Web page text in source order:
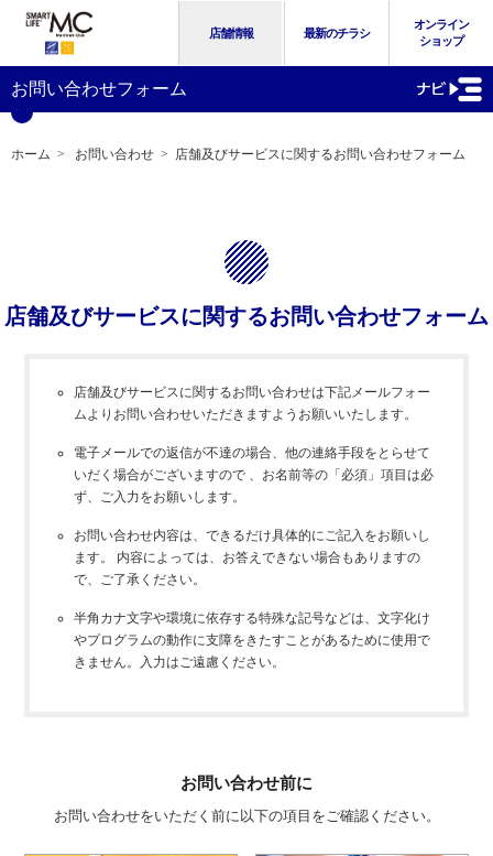
店舗情報 最新のチラシ
オンライン
ショップ
お問い合わせフォーム
ホーム > お問い合わせ > 店舗及びサービスに関するお問い合わせフォーム
店舗及びサービスに関するお問い合わせフォーム
店舗及びサービスに関するお問い合わせは下記メールフォー
ムよりお問い合わせいただきますようお願いいたします。
電子メールでの返信が不達の場合、他の連絡手段をとらせて
いだく場合がございますので 、お名前等の「必須」項目は必
ず、ご入力をお願いします。
お問い合わせ内容は、できるだけ具体的にご記入をお願いし
ます。 内容によっては、お答えできない場合もありますの
で、ご了承ください。
半角カナ文字や環境に依存する特殊な記号などは、文字化け
やプログラムの動作に支障をきたすことがあるために使用で
きません。入力はご遠慮ください。
お問い合わせ前に
お問い合わせをいただく前に以下の項目をご確認ください。